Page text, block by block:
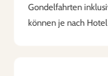
Gondelfahrten
können je nach